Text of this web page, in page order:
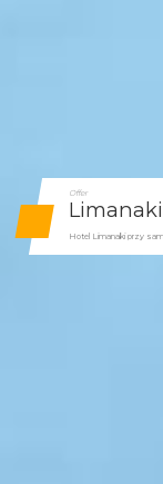
Offer
Hotel Limanaki przy